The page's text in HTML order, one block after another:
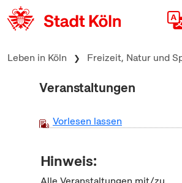
zum Inhalt springen
Leben in Köln Freizeit, Natur und
Veranstaltungen
Vorlesen lassen
Hinweis: